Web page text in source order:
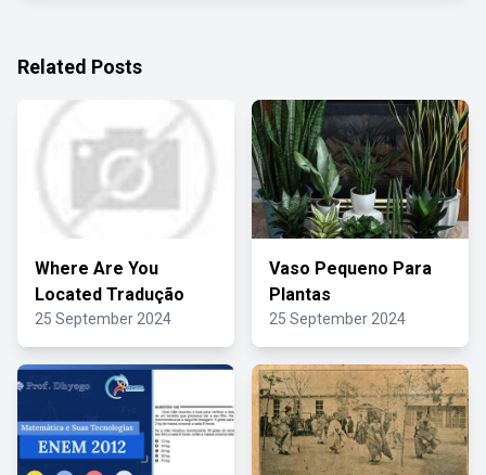
Related Posts
Where Are You
Located Tradução
25 September 2024
Vaso Pequeno Para
Plantas
25 September 2024